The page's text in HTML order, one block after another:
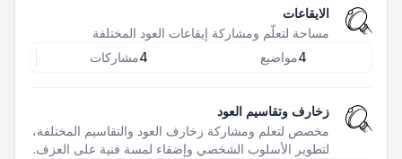
الايقاعات
مساحة لتعلّم ومشاركة إيقاعات العود المختلفة
4مواضيع 4مشاركات
زخارف وتقاسيم العود
مخصص لتعلم ومشاركة زخارف العود والتقاسيم المختلفة،
لتطوير الأسلوب الشخصي وإضفاء لمسة فنية على العزف.